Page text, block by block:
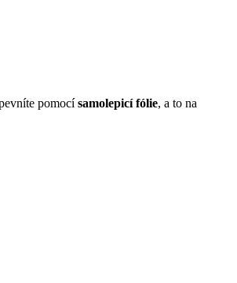
pomocísamolepicí fólie, a to na